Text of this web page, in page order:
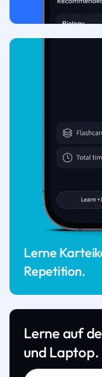
Lerne
Repetition.
Lerne auf
und Laptop.